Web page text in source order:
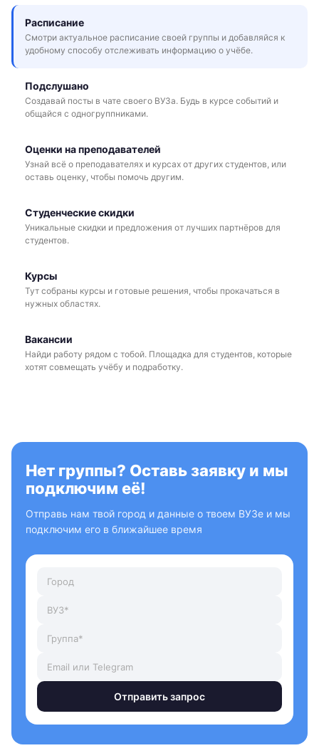
Расписание
Смотри актуальное расписание своей группы и добавляйся к
удобному способу отслеживать информацию о учёбе.
Подслушано
Создавай посты в чате своего ВУЗа. Будь в курсе событий и
общайся с одногруппниками.
Оценки на преподавателей
Узнай всё о преподавателях и курсах от других студентов, или
оставь оценку, чтобы помочь другим.
Студенческие скидки
Уникальные скидки и предложения от лучших партнёров для
студентов.
Курсы
Тут собраны курсы и готовые решения, чтобы прокачаться в
нужных областях.
Вакансии
Найди работу рядом с тобой. Площадка для студентов, которые
хотят совмещать учёбу и подработку.
Нет группы? Оставь заявку и мы
подключим её!
Отправь нам твой город и данные о твоем ВУЗе и мы
подключим его в ближайшее время
Отправить запрос